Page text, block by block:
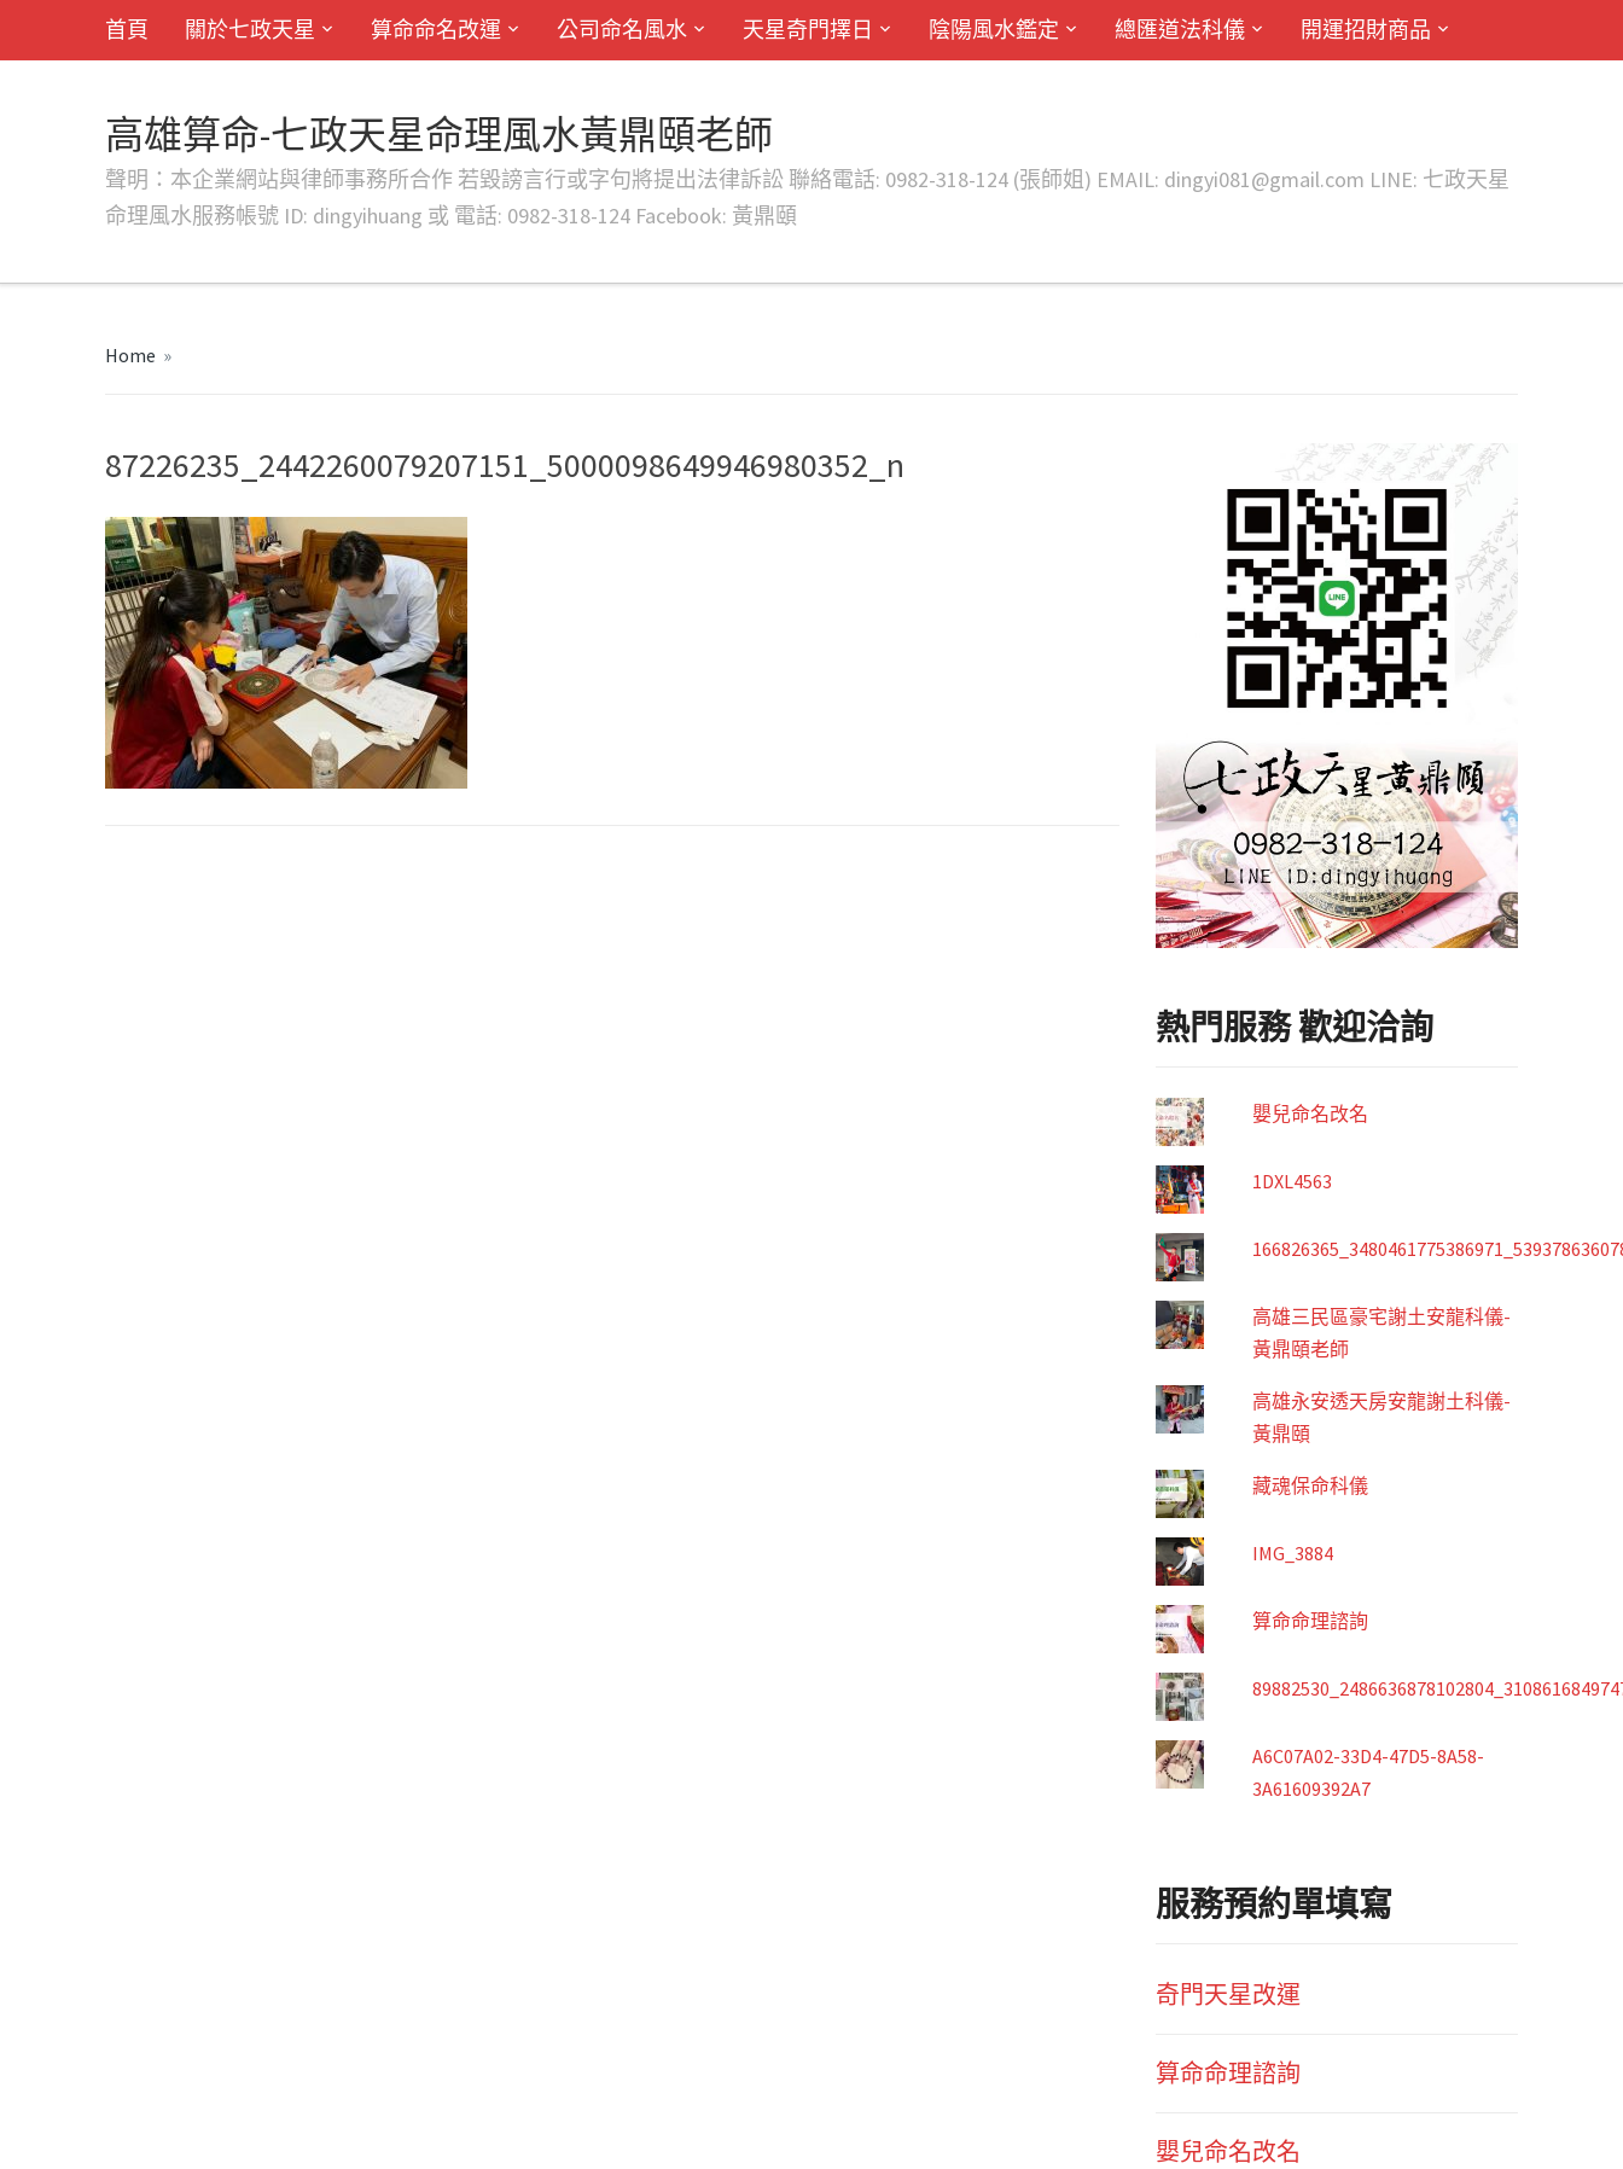
首頁 關於七政天星 算命命名改運 公司命名風水 天星奇門擇日 陰陽風水鑑定 總匯道法科儀 開運招財商品
高雄算命-七政天星命理風水黃鼎頤老師
聲明：本企業網站與律師事務所合作 若毀謗言行或字句將提出法律訴訟 聯絡電話: 0982-318-124 (張師姐) EMAIL: dingyi081@gmail.com LINE: 七政天星
命理風水服務帳號 ID: dingyihuang 或 電話: 0982-318-124 Facebook: 黃鼎頤
Home »
87226235_2442260079207151_5000098649946980352_n
熱門服務 歡迎洽詢
嬰兒命名改名
1DXL4563
高雄三民區豪宅謝土安龍科儀-
黃鼎頤老師
高雄永安透天房安龍謝土科儀-
黃鼎頤
藏魂保命科儀
IMG_3884
算命命理諮詢
A6C07A02-33D4-47D5-8A58-
3A61609392A7
服務預約單填寫
奇門天星改運
算命命理諮詢
嬰兒命名改名